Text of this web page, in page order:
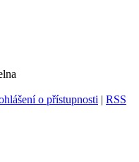
o přístupnosti | RSS